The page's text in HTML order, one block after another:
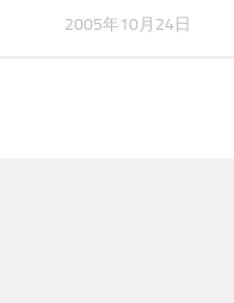
2005年10月24日